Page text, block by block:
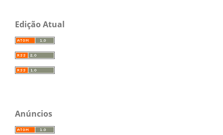
Edição Atual
Anúncios